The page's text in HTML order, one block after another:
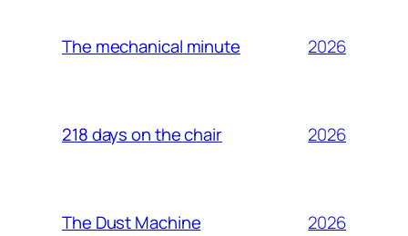
The mechanical minute 2026
218 days on the chair 2026
The Dust Machine 2026